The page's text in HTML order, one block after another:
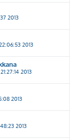
2013
2013
2013
2013
2013